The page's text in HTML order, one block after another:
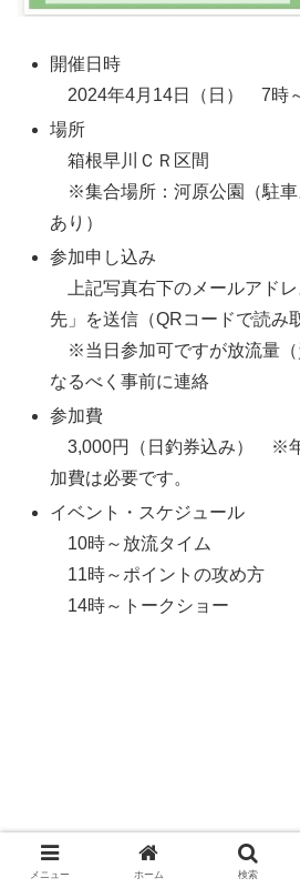
開催日時
2024年4月14日（日） 7時
場所
箱根早川ＣＲ区間
※集合場所：河原公園（駐車
あり）
参加申し込み
上記写真右下のメールアド
先」を送信（QRコードで読み
※当日参加可ですが放流量（
なるべく事前に連絡
参加費
3,000円（日釣券込み） ※
加費は必要です。
イベント・スケジュール
10時～放流タイム
11時～ポイントの攻め方
14時～トークショー
メニュー ホーム 検索